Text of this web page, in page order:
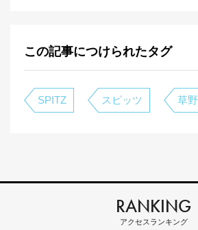
この記事につけられたタグ
SPITZ スピッツ 草
RANKING
アクセスランキング